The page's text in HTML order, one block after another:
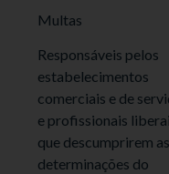
Multas
Responsáveis pelos
estabelecimentos
comerciais e de
e profissionais
que descumprirem as
determinações do